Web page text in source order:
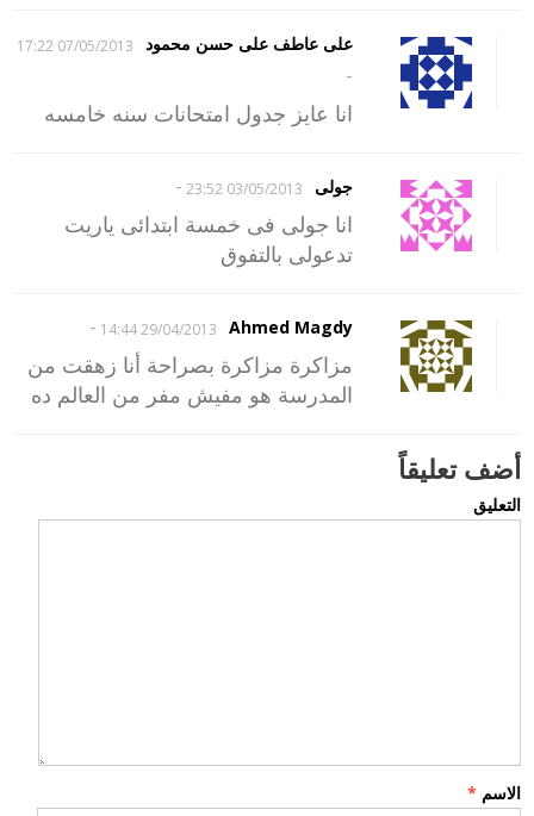
على عاطف على حسن محمود 07/05/2013 17:22
-
انا عايز جدول امتحانات سنه خامسه
جولى 03/05/2013 23:52
-
انا جولى فى خمسة ابتدائى ياريت
تدعولى بالتفوق
Ahmed Magdy
29/04/2013 14:44
-
مزاكرة مزاكرة بصراحة أنا زهقت من
المدرسة هو مفيش مفر من العالم ده
أضف تعليقاً
التعليق
الاسم *